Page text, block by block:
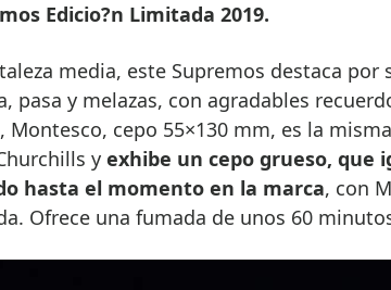
Edicio?n Limitada 2019.
media, este Supremos destaca por
pasa y melazas, con agradables
Montesco, cepo 55×130 mm, es la
y exhibe un cepo grueso, que
hasta el momento en la marca, con
Ofrece una fumada de unos 60